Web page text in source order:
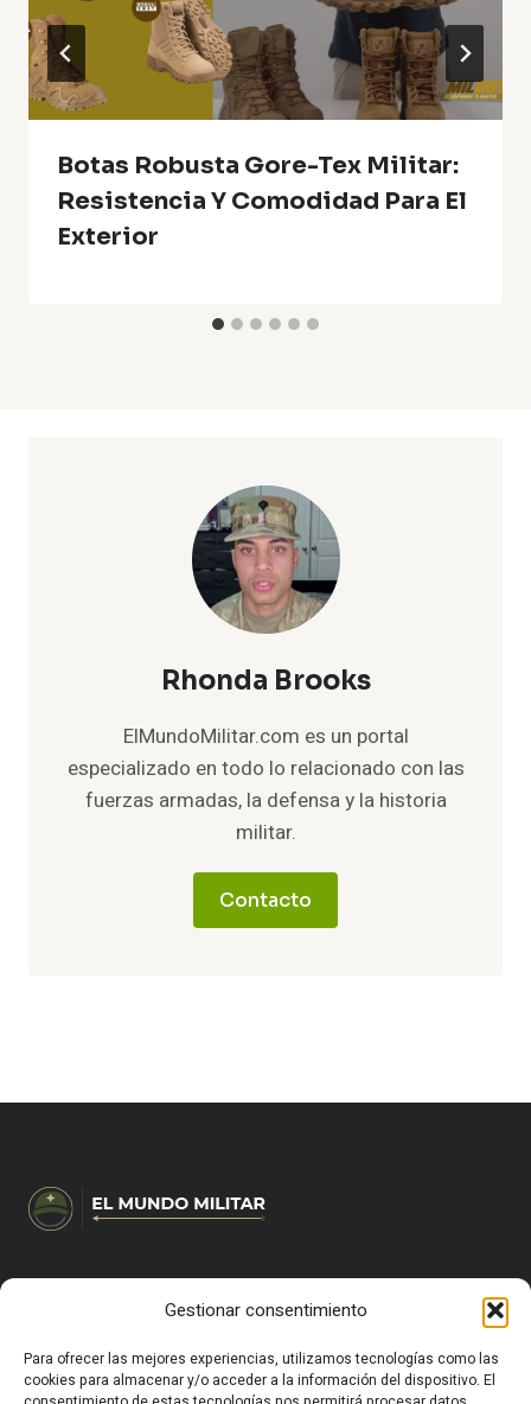
Gestionar consentimiento
Para ofrecer las mejores experiencias, utilizamos tecnologías como las
cookies para almacenar y/o acceder a la información del dispositivo. El
Botas Robusta Gore-Tex Militar:
Resistencia Y Comodidad Para El
Exterior
Rhonda Brooks
ElMundoMilitar.com es un portal
especializado en todo lo relacionado con las
fuerzas armadas, la defensa y la historia
militar.
Contacto
CARRERA MILITAR Y FORMACIÓN
VIDA MILITAR EN ESPAÑA
EQUIPAMIENTO Y SUPERVIVENCIA